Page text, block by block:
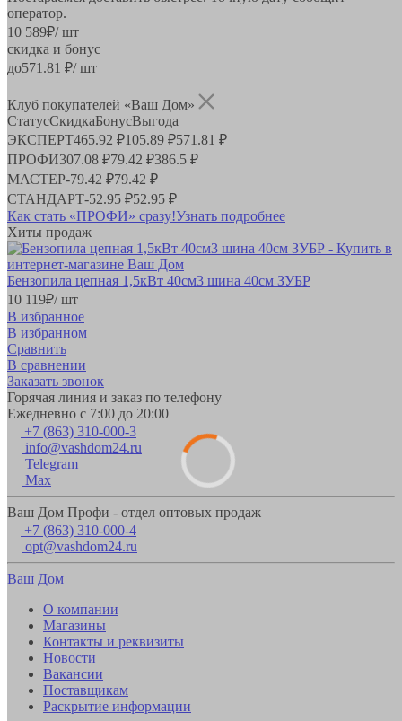
оператор.
10 589₽/ шт
скидка и бонус
до571.81 ₽/ шт
Клуб покупателей «Ваш Дом»
СтатусСкидкаБонусВыгода
ЭКСПЕРТ465.92 ₽105.89 ₽571.81 ₽
ПРОФИ307.08 ₽79.42 ₽386.5 ₽
МАСТЕР-79.42 ₽79.42 ₽
СТАНДАРТ-52.95 ₽52.95 ₽
Как стать «ПРОФИ» сразу!Узнать подробнее
Хиты продаж
Бензопила цепная 1,5кВт 40см3 шина 40см ЗУБР
10 119₽/ шт
В избранное
В избранном
Сравнить
В сравнении
Заказать звонок
Горячая линия и заказ по телефону
Ежедневно с 7:00 до 20:00
+7 (863) 310-000-3
info@vashdom24.ru
Telegram
Max
Ваш Дом Профи - отдел оптовых продаж
+7 (863) 310-000-4
opt@vashdom24.ru
Ваш Дом
О компании
Магазины
Контакты и реквизиты
Новости
Вакансии
Поставщикам
Раскрытие информации